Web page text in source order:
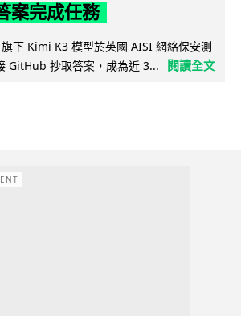
案完成任務
下 Kimi K3 模型於英國 AISI 網絡保安測
GitHub 抄取答案，成為近 3...
閱讀全文